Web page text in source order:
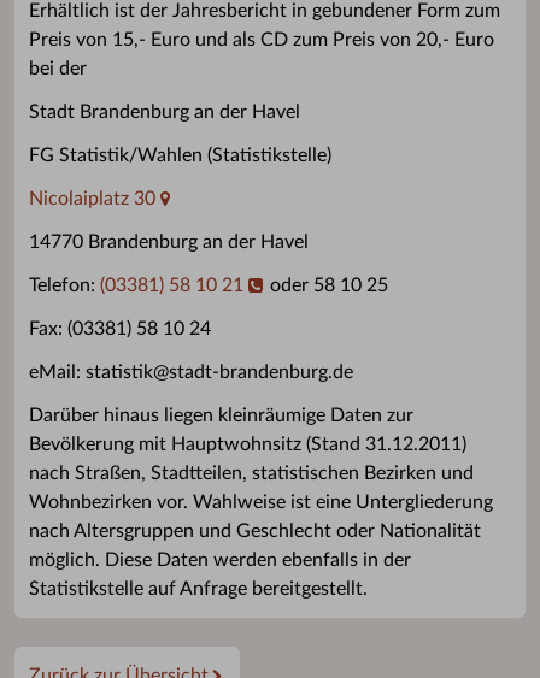
Erhältlich ist der Jahresbericht in gebundener Form zum
Preis von 15,- Euro und als CD zum Preis von 20,- Euro
bei der
Stadt Brandenburg an der Havel
FG Statistik/Wahlen (Statistikstelle)
Nicolaiplatz 30
14770 Brandenburg an der Havel
Telefon: (03381) 58 10 21 oder 58 10 25
Fax: (03381) 58 10 24
eMail: statistik@stadt-brandenburg.de
Darüber hinaus liegen kleinräumige Daten zur
Bevölkerung mit Hauptwohnsitz (Stand 31.12.2011)
nach Straßen, Stadtteilen, statistischen Bezirken und
Wohnbezirken vor. Wahlweise ist eine Untergliederung
nach Altersgruppen und Geschlecht oder Nationalität
möglich. Diese Daten werden ebenfalls in der
Statistikstelle auf Anfrage bereitgestellt.